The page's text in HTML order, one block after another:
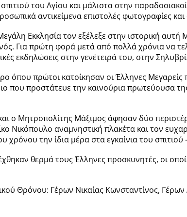
του Αγίου και μάλιστα στην
αντικείμενα επιστολές φωτογραφίες
Εκκλησία τον εξέλεξε στην ιστορική
Για πρώτη φορά μετά από πολλά χρόνια να
εκδηλώσεις στην γενέτειρά του, στην
όπου πρώτοι κατοίκησαν οι Έλληνες
που προστάτευε την καινούρια πρωτεύουσα
ο Μητροπολίτης Μάξιμος άφησαν δύο
αναμνηστική πλακέτα και τον
την ίδια μέρα στα εγκαίνια του
θερμά τους Έλληνες προσκυνητές, οι
Θρόνου: Γέρων Νικαίας Κωνσταντίνος,